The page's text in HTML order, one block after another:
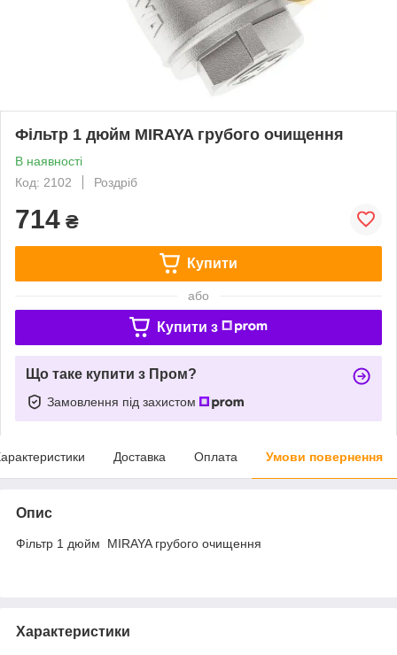
Фільтр 1 дюйм MIRAYA грубого очищення
В наявності
Код: 2102
Роздріб
714 ₴
Купити
або
Купити з
Що таке купити з Пром?
Замовлення під захистом
Доставка Оплата Умови повернення
Опис
Фільтр 1 дюйм MIRAYA грубого очищення
Характеристики